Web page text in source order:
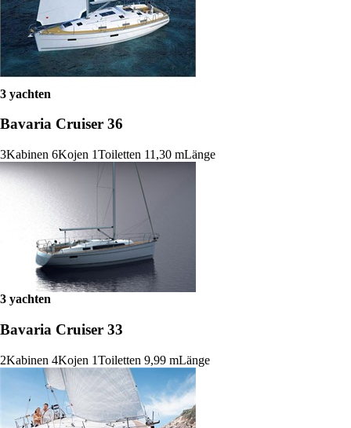
3 yachten
Bavaria Cruiser 36
3Kabinen 6Kojen 1Toiletten 11,30 mLänge
3 yachten
Bavaria Cruiser 33
2Kabinen 4Kojen 1Toiletten 9,99 mLänge